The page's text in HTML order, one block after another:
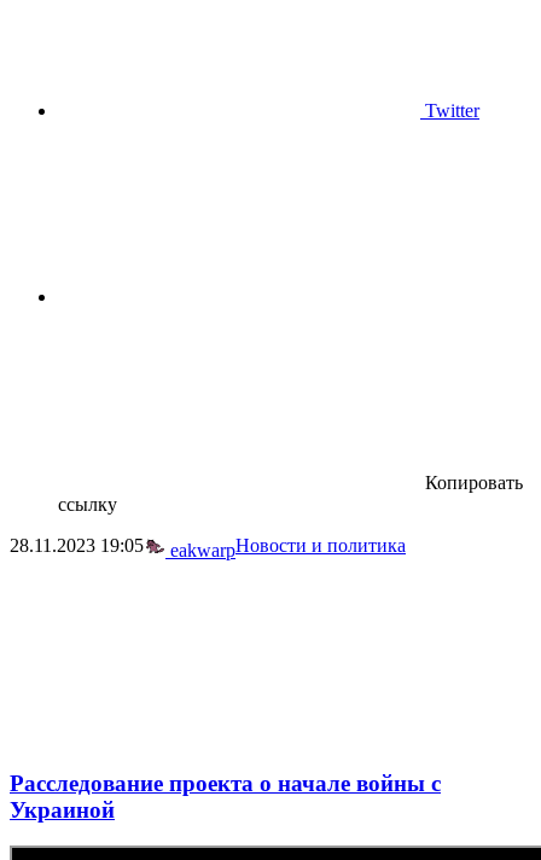
Twitter
Копировать
ссылку
28.11.2023 19:05 eakwarpНовости и политика
Расследование проекта о начале войны с
Украиной